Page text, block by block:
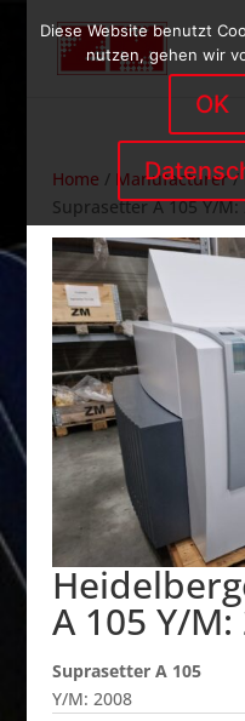
Home / Manufacturer/
Suprasetter A 105 Y/M:
A 105 Y/M:
Suprasetter A 105
Y/M: 2008
Diese Website benutzt
nutzen, gehen wir
OK